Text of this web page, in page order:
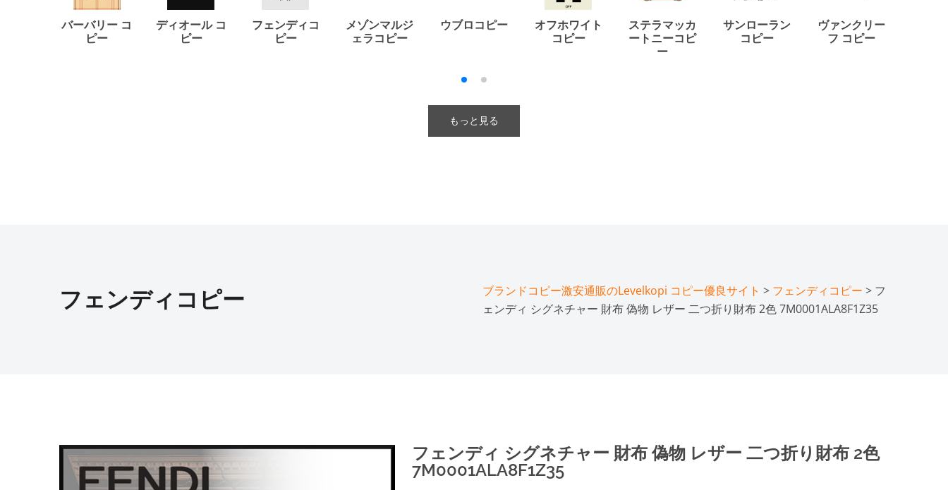
バーバリー コ
ピー
ディオール コ
ピー
フェンディコ
ピー
メゾンマルジ
ェラコピー
ウブロコピー
オフホワイト
コピー
ステラマッカ
ートニーコピ
ー
サンローラン
コピー
ヴァンクリー
フ コピー
もっと見る
フェンディコピー ブランドコピー激安通販のLevelkopi コピー優良サイト > フェンディコピー > フ
ェンディ シグネチャー 財布 偽物 レザー 二つ折り財布 2色 7M0001ALA8F1Z35
フェンディ シグネチャー 財布 偽物 レザー 二つ折り財布 2色
7M0001ALA8F1Z35